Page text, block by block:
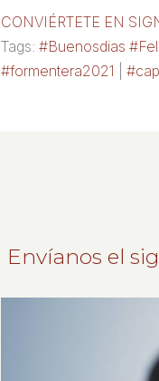
CONVIÉRTETE EN
Tags:#Buenosdias
#formentera2021
|
Envíanos el